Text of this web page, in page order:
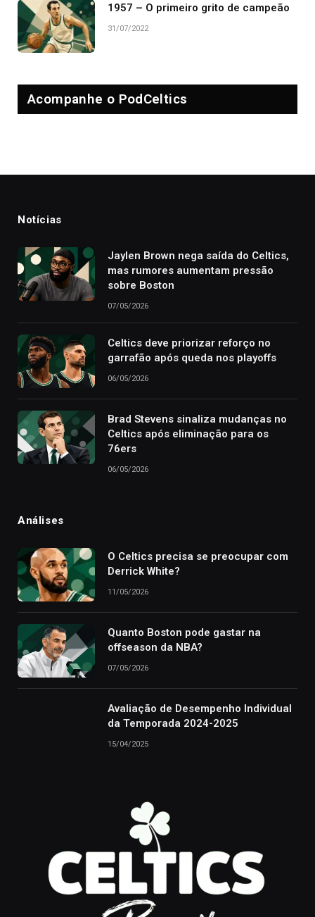
1957 – O primeiro grito de campeão
31/07/2022
Acompanhe o PodCeltics
Notícias
Jaylen Brown nega saída do Celtics,
mas rumores aumentam pressão
sobre Boston
07/05/2026
Celtics deve priorizar reforço no
garrafão após queda nos playoffs
06/05/2026
Brad Stevens sinaliza mudanças no
Celtics após eliminação para os
76ers
06/05/2026
Análises
O Celtics precisa se preocupar com
Derrick White?
11/05/2026
Quanto Boston pode gastar na
offseason da NBA?
07/05/2026
Avaliação de Desempenho Individual
da Temporada 2024-2025
15/04/2025